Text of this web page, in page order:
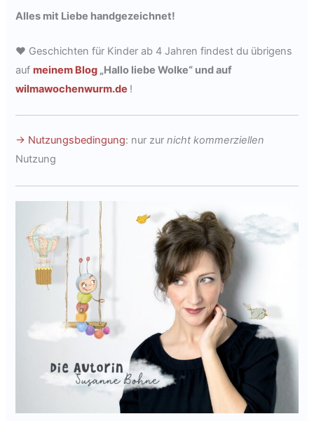
Alles mit Liebe handgezeichnet!
♥ Geschichten für Kinder ab 4 Jahren findest du übrigens
aufmeinem Blog „Hallo liebe Wolke“ und auf
wilmawochenwurm.de !
→ Nutzungsbedingung: nur zurnicht kommerziellen
Nutzung